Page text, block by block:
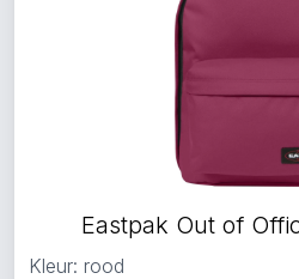
Eastpak Out of
Kleur: rood